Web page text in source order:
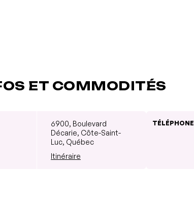
ET COMMODITÉS
6900, Boulevard
Décarie, Côte-Saint-
Luc, Québec
Itinéraire
TÉLÉPHONE